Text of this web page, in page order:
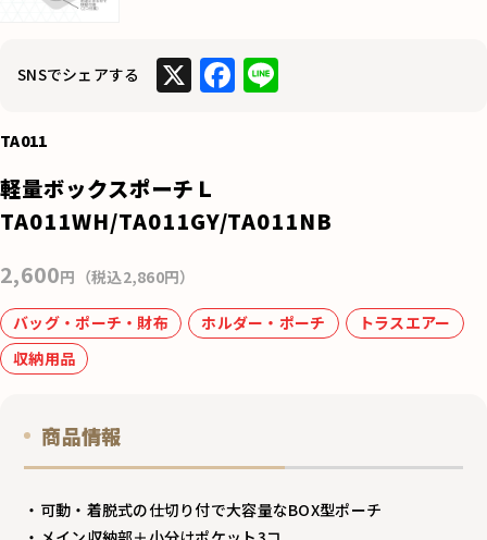
SNSでシェアする X F
b
k
Li
TA011
軽量ボックスポーチＬ
TA011WH/TA011GY/TA011NB
2,600円（税込2,860円）
バッグ・ポーチ・財布 ホルダー・ポーチ
トラスエアー
収納用品
商品情報
・可動・着脱式の仕切り付で大容量なBOX型ポーチ